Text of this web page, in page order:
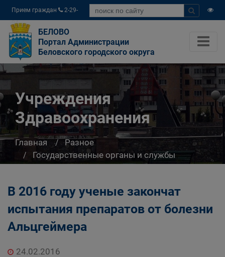
Прием граждан
2-29-
04
БЕЛОВО
Портал Администрации
Беловского городского округа
Учреждения
Здравоохранения
Главная
Разное
Государственные органы и службы
информируют
В 2016 году ученые закончат
испытания препаратов от болезни
Альцгеймера
24.02.2016